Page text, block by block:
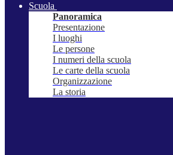
Scuola
Panoramica
Presentazione
I luoghi
Le persone
I numeri della scuola
Le carte della scuola
Organizzazione
La storia